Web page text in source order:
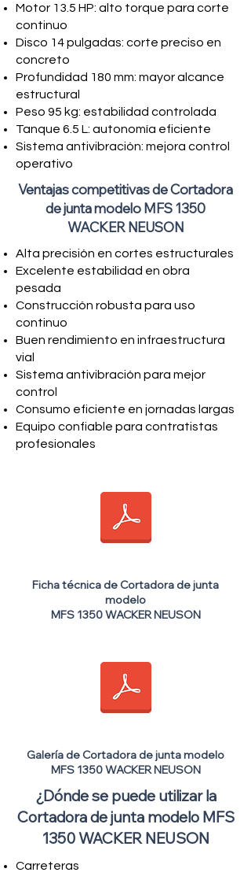
Motor 13.5 HP: alto torque para corte
continuo
Disco 14 pulgadas: corte preciso en
concreto
Profundidad 180 mm: mayor alcance
estructural
Peso 95 kg: estabilidad controlada
Tanque 6.5 L: autonomía eficiente
Sistema antivibración: mejora control
operativo
Ventajas competitivas de Cortadora
de junta modelo MFS 1350
WACKER NEUSON
Alta precisión en cortes estructurales
Excelente estabilidad en obra
pesada
Construcción robusta para uso
continuo
Buen rendimiento en infraestructura
vial
Sistema antivibración para mejor
control
Consumo eficiente en jornadas largas
Equipo confiable para contratistas
profesionales
Ficha técnica de Cortadora de junta
modelo
MFS 1350 WACKER NEUSON
Galería de Cortadora de junta modelo
MFS 1350 WACKER NEUSON
¿Dónde se puede utilizar la
Cortadora de junta modelo MFS
1350 WACKER NEUSON
Carreteras